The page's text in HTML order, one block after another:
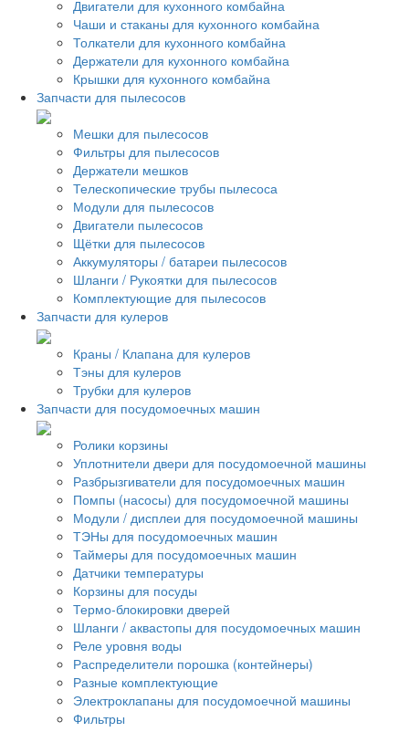
Двигатели для кухонного комбайна
Чаши и стаканы для кухонного комбайна
Толкатели для кухонного комбайна
Держатели для кухонного комбайна
Крышки для кухонного комбайна
Запчасти для пылесосов
Мешки для пылесосов
Фильтры для пылесосов
Держатели мешков
Телескопические трубы пылесоса
Модули для пылесосов
Двигатели пылесосов
Щётки для пылесосов
Аккумуляторы / батареи пылесосов
Шланги / Рукоятки для пылесосов
Комплектующие для пылесосов
Запчасти для кулеров
Краны / Клапана для кулеров
Тэны для кулеров
Трубки для кулеров
Запчасти для посудомоечных машин
Ролики корзины
Уплотнители двери для посудомоечной машины
Разбрызгиватели для посудомоечных машин
Помпы (насосы) для посудомоечной машины
Модули / дисплеи для посудомоечной машины
ТЭНы для посудомоечных машин
Таймеры для посудомоечных машин
Датчики температуры
Корзины для посуды
Термо-блокировки дверей
Шланги / аквастопы для посудомоечных машин
Реле уровня воды
Распределители порошка (контейнеры)
Разные комплектующие
Электроклапаны для посудомоечной машины
Фильтры